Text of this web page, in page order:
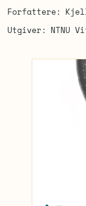
Forfattere
Utgiver
NTNU